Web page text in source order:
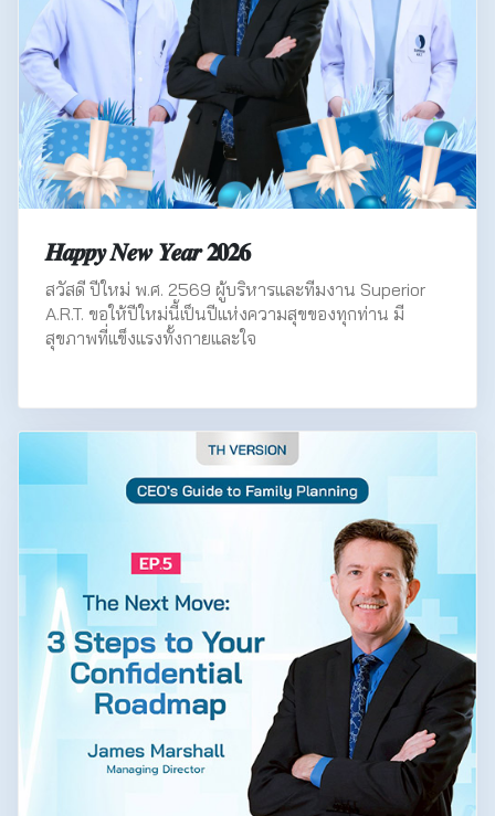
𝑯𝒂𝒑𝒑𝒚 𝑵𝒆𝒘 𝒀𝒆𝒂𝒓 𝟐𝟎𝟐𝟔
สวัสดี ปีใหม่ พ.ศ. 2569 ผู้บริหารและทีมงาน Superior
A.R.T. ขอให้ปีใหม่นี้เป็นปีแห่งความสุขของทุกท่าน มี
สุขภาพที่แข็งแรงทั้งกายและใจ